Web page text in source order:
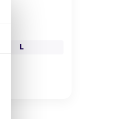
L